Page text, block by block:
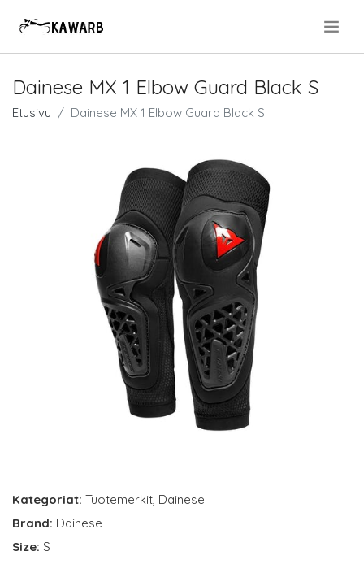
Dainese MX 1 Elbow Guard Black S
Etusivu Dainese MX 1 Elbow Guard Black S
Kategoriat: Tuotemerkit, Dainese
Brand: Dainese
Size: S